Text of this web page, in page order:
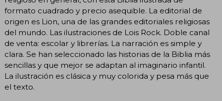
formato cuadrado y precio asequible. La editorial de
origen es Lion, una de las grandes editoriales religiosas
del mundo. Las ilustraciones de Lois Rock. Doble canal
de venta: escolar y librerías. La narración es simple y
clara. Se han seleccionado las historias de la Biblia más
sencillas y que mejor se adaptan al imaginario infantil.
La ilustración es clásica y muy colorida y pesa más que
el texto.